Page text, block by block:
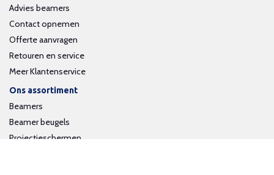
Advies beamers
Contact opnemen
Offerte aanvragen
Retouren en service
Meer Klantenservice
Ons assortiment
Beamers
Beamer beugels
Projectieschermen